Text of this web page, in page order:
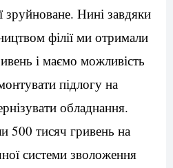
зруйноване. Нині завдяки
філії ми отримали
і маємо можливість
підлогу на
обладнання.
500 тисяч гривень на
системи зволоження